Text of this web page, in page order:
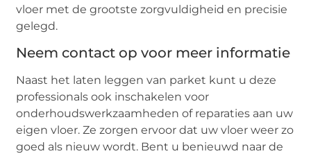
vloer met de grootste zorgvuldigheid en precisie
gelegd.
Neem contact op voor meer informatie
Naast het laten leggen van parket kunt u deze
professionals ook inschakelen voor
onderhoudswerkzaamheden of reparaties aan uw
eigen vloer. Ze zorgen ervoor dat uw vloer weer zo
goed als nieuw wordt. Bent u benieuwd naar de